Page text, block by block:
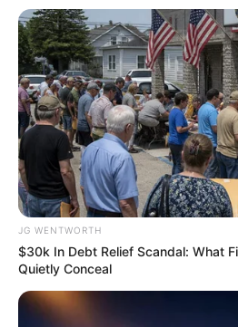
ความรัก: คนโสด อยู่เป็นโสดดีที่
ส่วนคนไม่โสด เหงา อ้างว้าง มี
อยู่ตัวคนเดียว ทำให้ท่านน้อยใจ
JG WENTWORTH
$30k In Debt Relief Scandal: What
Quietly Conceal